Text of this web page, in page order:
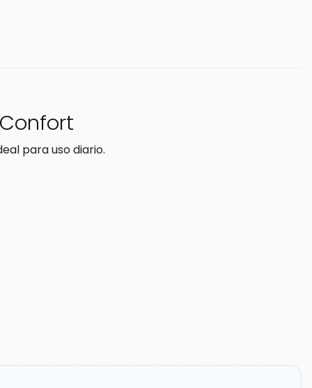
para uso diario.